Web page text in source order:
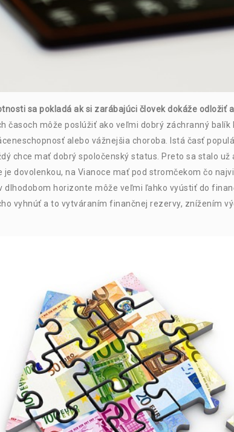
sa pokladá ak si zarábajúci človek dokáže odložiť
časoch môže poslúžiť ako veľmi dobrý záchranný
alebo vážnejšia choroba. Istá časť
chce mať dobrý spoločenský status. Preto sa stalo
je dovolenkou, na Vianoce mať pod stromčekom čo
dlhodobom horizonte môže veľmi ľahko vyústiť do
vyhnúť a to vytváraním finančnej rezervy, znížením